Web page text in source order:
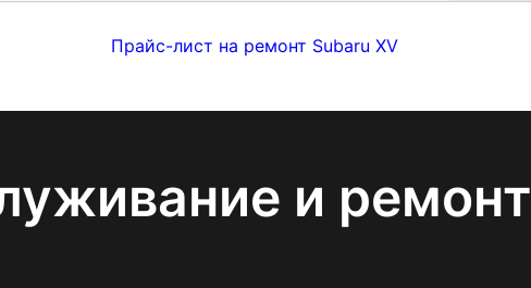
Прайс-лист на ремонт Subaru XV
и ремонт